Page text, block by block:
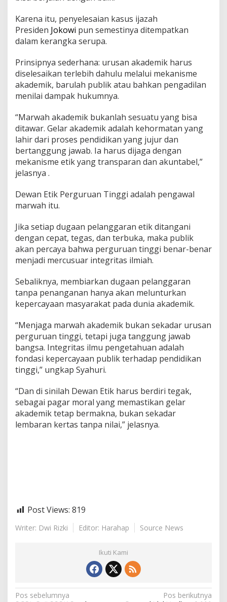
Karena itu, penyelesaian kasus ijazah
Presiden Jokowi pun semestinya ditempatkan
dalam kerangka serupa.
Prinsipnya sederhana: urusan akademik harus
diselesaikan terlebih dahulu melalui mekanisme
akademik, barulah publik atau bahkan pengadilan
menilai dampak hukumnya.
“Marwah akademik bukanlah sesuatu yang bisa
ditawar. Gelar akademik adalah kehormatan yang
lahir dari proses pendidikan yang jujur dan
bertanggung jawab. Ia harus dijaga dengan
mekanisme etik yang transparan dan akuntabel,”
jelasnya .
Dewan Etik Perguruan Tinggi adalah pengawal
marwah itu.
Jika setiap dugaan pelanggaran etik ditangani
dengan cepat, tegas, dan terbuka, maka publik
akan percaya bahwa perguruan tinggi benar-benar
menjadi mercusuar integritas ilmiah.
Sebaliknya, membiarkan dugaan pelanggaran
tanpa penanganan hanya akan melunturkan
kepercayaan masyarakat pada dunia akademik.
“Menjaga marwah akademik bukan sekadar urusan
perguruan tinggi, tetapi juga tanggung jawab
bangsa. Integritas ilmu pengetahuan adalah
fondasi kepercayaan publik terhadap pendidikan
tinggi,” ungkap Syahuri.
“Dan di sinilah Dewan Etik harus berdiri tegak,
sebagai pagar moral yang memastikan gelar
akademik tetap bermakna, bukan sekadar
lembaran kertas tanpa nilai,” jelasnya.
Post Views: 819
Writer: Dwi Rizki Editor: Harahap Source News
Ikuti Kami
N
Pos sebelumnya
Pos berikutnya